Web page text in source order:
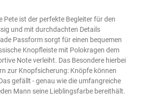
Pete ist der perfekte Begleiter für den
und mit durchdachten Details
Passform sorgt für einen bequemen
Knopfleiste mit Polokragen dem
Note verleiht. Das Besondere hierbei
zur Knopfsicherung: Knöpfe können
gefällt - genau wie die umfangreiche
Mann seine Lieblingsfarbe bereithält.